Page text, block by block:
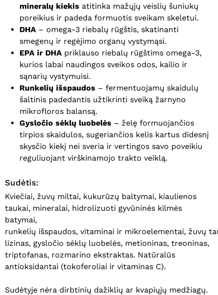
mineralų kiekis atitinka mažųjų veislių šuniukų
poreikius ir padeda formuotis sveikam skeletui.
DHA – omega-3 riebalų rūgštis, skatinanti
smegenų ir regėjimo organų vystymąsi.
EPA ir DHA priklauso riebalų rūgštims omega-3,
kurios labai naudingos sveikos odos, kailio ir
sąnarių vystymuisi.
Runkelių išspaudos – fermentuojamų skaidulų
šaltinis padedantis užtikrinti sveiką žarnyno
mikrofloros balansą.
Gysločio sėklų luobelės – želę formuojančios
tirpios skaidulos, sugeriančios kelis kartus didesnį
skysčio kiekį nei sveria ir vertingos savo poveikiu
reguliuojant virškinamojo trakto veiklą.
Sudėtis:
Kviečiai, žuvų miltai, kukurūzų baltymai, kiaulienos
taukai, mineralai, hidrolizuoti gyvūninės kilmės
batymai,
runkelių išspaudos, vitaminai ir mikroelementai, žuvų
lizinas, gysločio sėklų luobelės, metioninas, treoninas,
triptofanas, rozmarino ekstraktas. Natūralūs
antioksidantai (tokoferoliai ir vitaminas C).
Sudėtyje nėra dirbtinių dažiklių ar kvapiųjų medžiagų.